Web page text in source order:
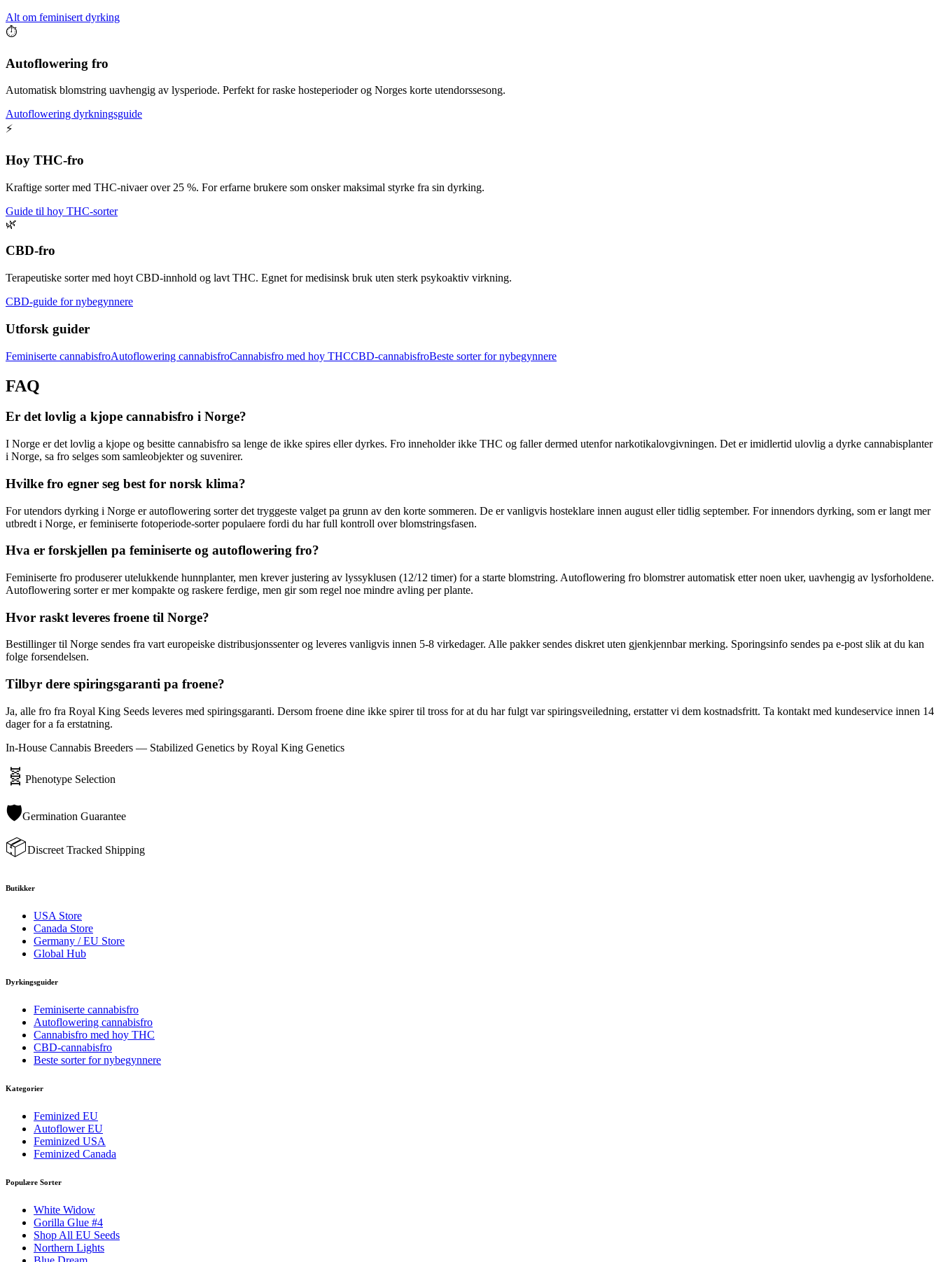
Alt om feminisert dyrking
⏱️
Autoflowering fro
Automatisk blomstring uavhengig av lysperiode. Perfekt for raske hosteperioder og Norges korte utendorssesong.
Autoflowering dyrkningsguide
⚡
Hoy THC-fro
Kraftige sorter med THC-nivaer over 25 %. For erfarne brukere som onsker maksimal styrke fra sin dyrking.
Guide til hoy THC-sorter
🌿
CBD-fro
Terapeutiske sorter med hoyt CBD-innhold og lavt THC. Egnet for medisinsk bruk uten sterk psykoaktiv virkning.
CBD-guide for nybegynnere
Utforsk guider
Feminiserte cannabisfroAutoflowering cannabisfroCannabisfro med hoy THCCBD-cannabisfroBeste sorter for nybegynnere
FAQ
Er det lovlig a kjope cannabisfro i Norge?
I Norge er det lovlig a kjope og besitte cannabisfro sa lenge de ikke spires eller dyrkes. Fro inneholder ikke THC og faller dermed utenfor narkotikalovgivningen. Det er imidlertid ulovlig a dyrke cannabisplanter
i Norge, sa fro selges som samleobjekter og suvenirer.
Hvilke fro egner seg best for norsk klima?
For utendors dyrking i Norge er autoflowering sorter det tryggeste valget pa grunn av den korte sommeren. De er vanligvis hosteklare innen august eller tidlig september. For innendors dyrking, som er langt mer
utbredt i Norge, er feminiserte fotoperiode-sorter populaere fordi du har full kontroll over blomstringsfasen.
Hva er forskjellen pa feminiserte og autoflowering fro?
Feminiserte fro produserer utelukkende hunnplanter, men krever justering av lyssyklusen (12/12 timer) for a starte blomstring. Autoflowering fro blomstrer automatisk etter noen uker, uavhengig av lysforholdene.
Autoflowering sorter er mer kompakte og raskere ferdige, men gir som regel noe mindre avling per plante.
Hvor raskt leveres froene til Norge?
Bestillinger til Norge sendes fra vart europeiske distribusjonssenter og leveres vanligvis innen 5-8 virkedager. Alle pakker sendes diskret uten gjenkjennbar merking. Sporingsinfo sendes pa e-post slik at du kan
folge forsendelsen.
Tilbyr dere spiringsgaranti pa froene?
Ja, alle fro fra Royal King Seeds leveres med spiringsgaranti. Dersom froene dine ikke spirer til tross for at du har fulgt var spiringsveiledning, erstatter vi dem kostnadsfritt. Ta kontakt med kundeservice innen 14
dager for a fa erstatning.
In-House Cannabis Breeders — Stabilized Genetics by Royal King Genetics
🧬 Phenotype Selection
🛡️Germination Guarantee
📦Discreet Tracked Shipping
Butikker
USA Store
Canada Store
Germany / EU Store
Global Hub
Dyrkingsguider
Feminiserte cannabisfro
Autoflowering cannabisfro
Cannabisfro med hoy THC
CBD-cannabisfro
Beste sorter for nybegynnere
Kategorier
Feminized EU
Autoflower EU
Feminized USA
Feminized Canada
Populære Sorter
White Widow
Gorilla Glue #4
Shop All EU Seeds
Northern Lights